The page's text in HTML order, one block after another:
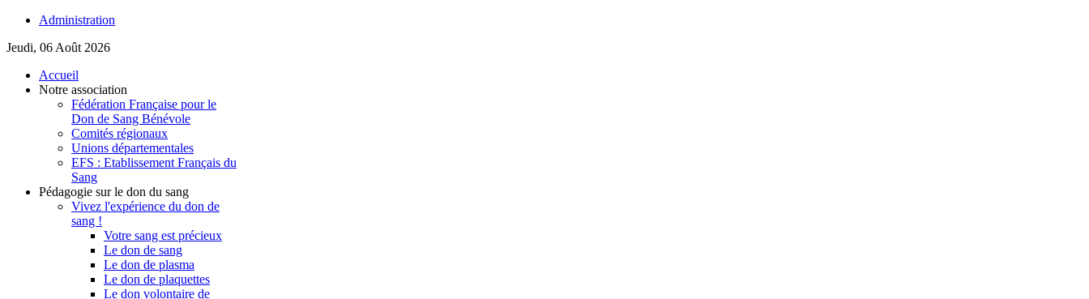
Administration
Jeudi, 06 Août 2026
Accueil
Notre association
Fédération Française pour le
Don de Sang Bénévole
Comités régionaux
Unions départementales
EFS : Etablissement Français du
Sang
Pédagogie sur le don du sang
Vivez l'expérience du don de
sang !
Votre sang est précieux
Le don de sang
Le don de plasma
Le don de plaquettes
Le don volontaire de